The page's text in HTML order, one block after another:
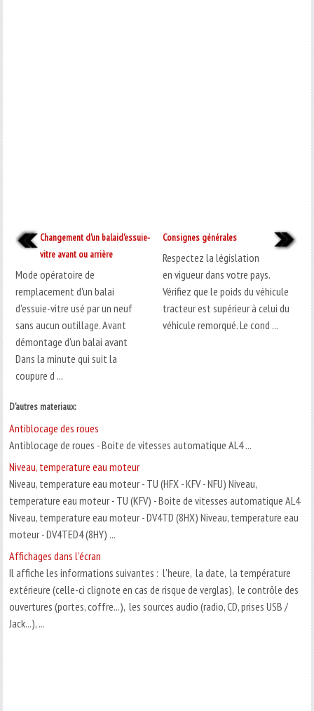
Changement d'un balaid'essuie-
vitre avant ou arrière
Mode opératoire de
remplacement d'un balai
d'essuie-vitre usé par un neuf
sans aucun outillage. Avant
démontage d'un balai avant
Dans la minute qui suit la
coupure d ...
Consignes générales
Respectez la législation
en vigueur dans votre pays.
Vérifiez que le poids du véhicule
tracteur est supérieur à celui du
véhicule remorqué. Le cond ...
D'autres materiaux:
Antiblocage des roues
Antiblocage de roues - Boite de vitesses automatique AL4 ...
Niveau, temperature eau moteur
Niveau, temperature eau moteur - TU (HFX - KFV - NFU) Niveau,
temperature eau moteur - TU (KFV) - Boite de vitesses automatique AL4
Niveau, temperature eau moteur - DV4TD (8HX) Niveau, temperature eau
moteur - DV4TED4 (8HY) ...
Affichages dans l'écran
Il affiche les informations suivantes : l'heure, la date, la température
extérieure (celle-ci clignote en cas de risque de verglas), le contrôle des
ouvertures (portes, coffre...), les sources audio (radio, CD, prises USB /
Jack...), ...